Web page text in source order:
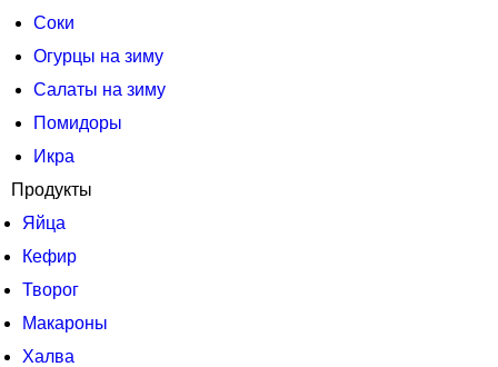
Соки
Огурцы на зиму
Салаты на зиму
Помидоры
Икра
Продукты
Яйца
Кефир
Творог
Макароны
Халва